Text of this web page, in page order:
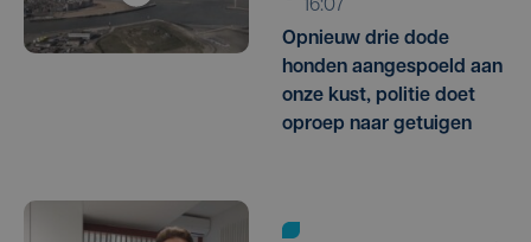
16:07
Opnieuw drie dode
honden aangespoeld aan
onze kust, politie doet
oproep naar getuigen